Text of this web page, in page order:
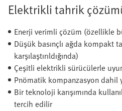
Elektrikli tahrik
Enerji verimli çözüm (özellikle
Düşük basınçlı ağda kompakt
karşılaştırıldığında)
Çeşitli elektrikli sürücülerle
Pnömatik kompanzasyon
Bir teknoloji karışımında
tercih edilir